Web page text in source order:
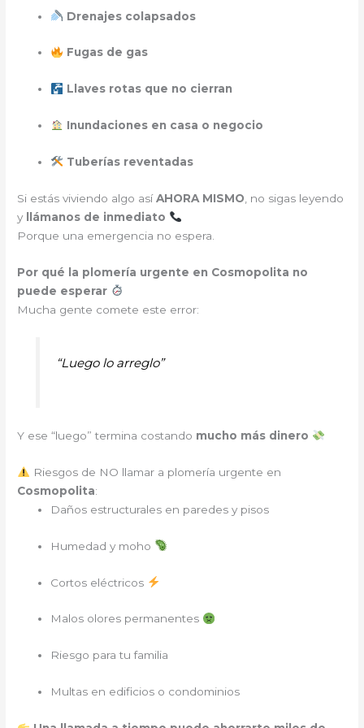
Drenajes colapsados
Fugas de gas
Llaves rotas que no cierran
Inundaciones en casa o negocio
Tuberías reventadas
Si estás viviendo algo asíAHORA MISMO , no sigas leyendo
y
llámanos de inmediato
Porque una emergencia no espera.
Por qué la plomería urgente en Cosmopolita no
puede esperar
Mucha gente comete este error:
“Luego lo arreglo”
Y ese “luego” termina costando mucho más dinero
Riesgos de NO llamar a plomería urgente en
Cosmopolita:
Daños estructurales en paredes y pisos
Humedad y moho
Cortos eléctricos
Malos olores permanentes
Riesgo para tu familia
Multas en edificios o condominios